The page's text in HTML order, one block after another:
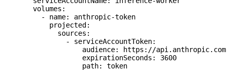
  volumes
:
    -
name: anthropic-token
      projected
:
        sources
:
          -
serviceAccountToken:
              audience
:
https://api.anthropic.com
              expirationSeconds
: 3600
              path
: token